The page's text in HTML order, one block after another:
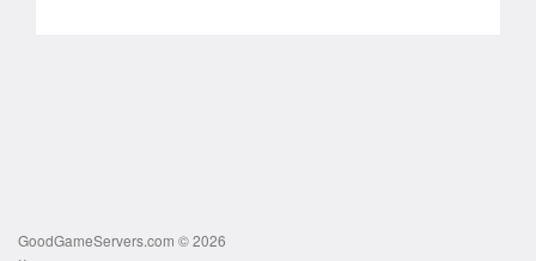
GoodGameServers.com © 2026